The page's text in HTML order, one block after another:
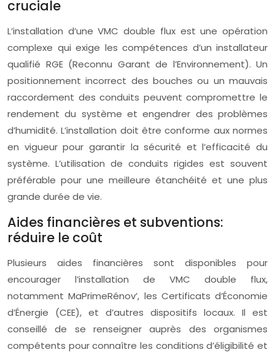
cruciale
L’installation d’une VMC double flux est une opération
complexe qui exige les compétences d’un installateur
qualifié RGE (Reconnu Garant de l’Environnement). Un
positionnement incorrect des bouches ou un mauvais
raccordement des conduits peuvent compromettre le
rendement du système et engendrer des problèmes
d’humidité. L’installation doit être conforme aux normes
en vigueur pour garantir la sécurité et l’efficacité du
système. L’utilisation de conduits rigides est souvent
préférable pour une meilleure étanchéité et une plus
grande durée de vie.
Aides financières et subventions:
réduire le coût
Plusieurs aides financières sont disponibles pour
encourager l’installation de VMC double flux,
notamment MaPrimeRénov’, les Certificats d’Économie
d’Énergie (CEE), et d’autres dispositifs locaux. Il est
conseillé de se renseigner auprès des organismes
compétents pour connaître les conditions d’éligibilité et